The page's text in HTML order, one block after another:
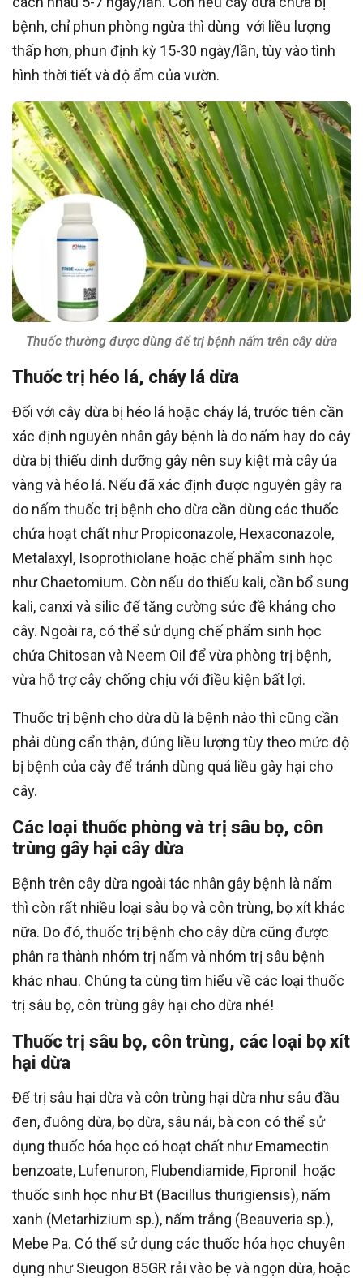
bệnh, chỉ phun phòng ngừa thì dùng với liều lượng
thấp hơn, phun định kỳ 15-30 ngày/lần, tùy vào tình
hình thời tiết và độ ẩm của vườn.
Thuốc thường được dùng để trị bệnh nấm trên cây dừa
Thuốc trị héo lá, cháy lá dừa
Đối với cây dừa bị héo lá hoặc cháy lá, trước tiên cần
xác định nguyên nhân gây bệnh là do nấm hay do cây
dừa bị thiếu dinh dưỡng gây nên suy kiệt mà cây úa
vàng và héo lá. Nếu đã xác định được nguyên gây ra
do nấm thuốc trị bệnh cho dừa cần dùng các thuốc
chứa hoạt chất như Propiconazole, Hexaconazole,
Metalaxyl, Isoprothiolane hoặc chế phẩm sinh học
như Chaetomium. Còn nếu do thiếu kali, cần bổ sung
kali, canxi và silic để tăng cường sức đề kháng cho
cây. Ngoài ra, có thể sử dụng chế phẩm sinh học
chứa Chitosan và Neem Oil để vừa phòng trị bệnh,
vừa hỗ trợ cây chống chịu với điều kiện bất lợi.
Thuốc trị bệnh cho dừa dù là bệnh nào thì cũng cần
phải dùng cẩn thận, đúng liều lượng tùy theo mức độ
bị bệnh của cây để tránh dùng quá liều gây hại cho
cây.
Các loại thuốc phòng và trị sâu bọ, côn
trùng gây hại cây dừa
Bệnh trên cây dừa ngoài tác nhân gây bệnh là nấm
thì còn rất nhiều loại sâu bọ và côn trùng, bọ xít khác
nữa. Do đó, thuốc trị bệnh cho cây dừa cũng được
phân ra thành nhóm trị nấm và nhóm trị sâu bệnh
khác nhau. Chúng ta cùng tìm hiểu về các loại thuốc
trị sâu bọ, côn trùng gây hại cho dừa nhé!
Thuốc trị sâu bọ, côn trùng, các loại bọ xít
hại dừa
Để trị sâu hại dừa và côn trùng hại dừa như sâu đầu
đen, đuông dừa, bọ dừa, sâu nái, bà con có thể sử
dụng thuốc hóa học có hoạt chất như Emamectin
benzoate, Lufenuron, Flubendiamide, Fipronil hoặc
thuốc sinh học như Bt (Bacillus thurigiensis), nấm
xanh (Metarhizium sp.), nấm trắng (Beauveria sp.),
Mebe Pa. Có thể sử dụng các thuốc hóa học chuyên
dụng như Sieugon 85GR rải vào bẹ và ngọn dừa, hoặc